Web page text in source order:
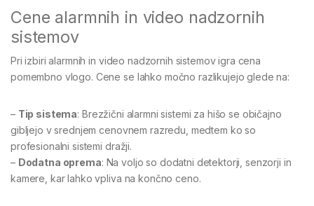
Cene alarmnih in video nadzornih
sistemov
Pri izbiri alarmnih in video nadzornih sistemov igra cena
pomembno vlogo. Cene se lahko močno razlikujejo glede na:
– Tip sistema: Brezžični alarmni sistemi za hišo se običajno
gibljejo v srednjem cenovnem razredu, medtem ko so
profesionalni sistemi dražji.
– Dodatna oprema: Na voljo so dodatni detektorji, senzorji in
kamere, kar lahko vpliva na končno ceno.